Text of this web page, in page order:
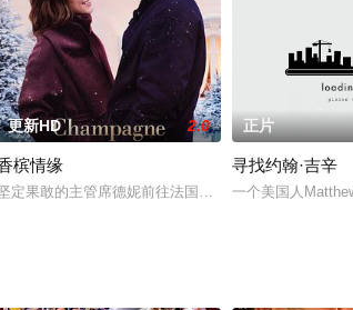
更新HD 2.0
槟情缘
定果敢的主管席德妮前往法国，打算在圣诞节前收购
正片
寻找约翰·吉辛
一个美国人